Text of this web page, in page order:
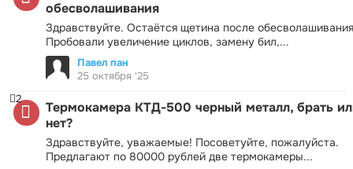
обесволашивания
Здравствуйте. Остаётся щетина после
Пробовали увеличение циклов, замену бил,...
Павел пан
25 октября '25
Термокамера КТД-500 черный металл, брать
нет?
Здравствуйте, уважаемые! Посоветуйте, пожалуйста.
Предлагают по 80000 рублей две термокамеры...
2